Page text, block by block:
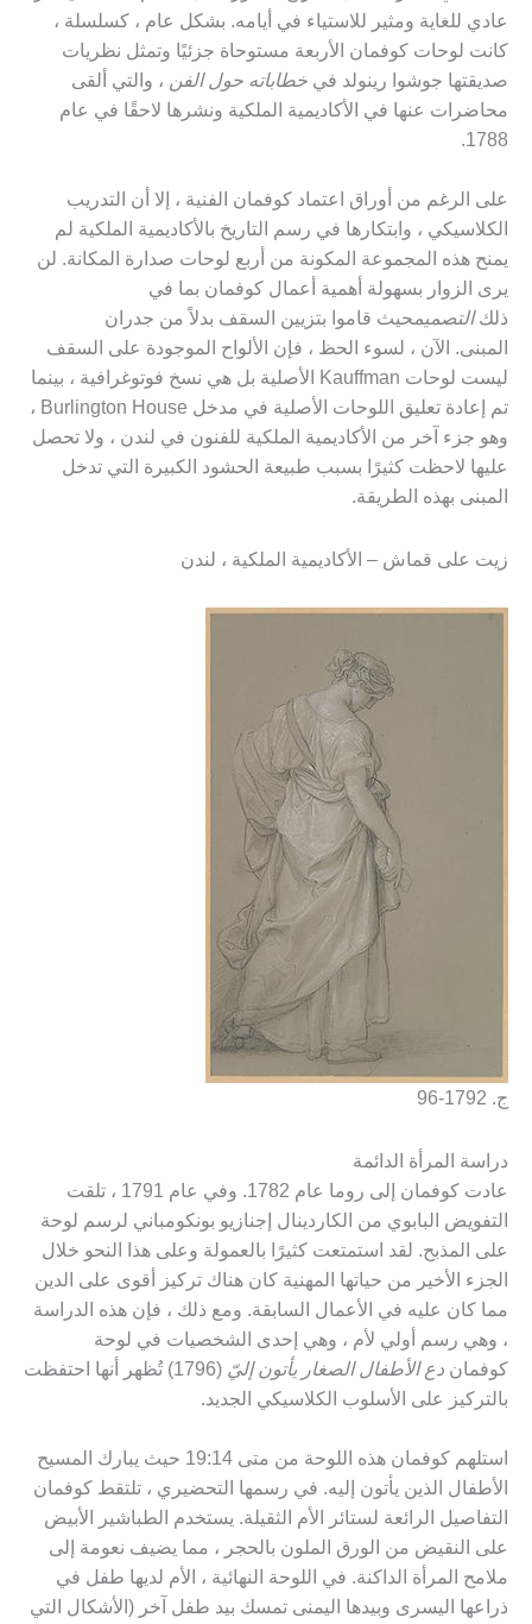
عادي للغاية ومثير للاستياء في أيامه. بشكل عام ، كسلسلة ،
كانت لوحات كوفمان الأربعة مستوحاة جزئيًا وتمثل نظريات
صديقتها جوشوا رينولد في خطاباته حول الفن ، والتي ألقى
محاضرات عنها في الأكاديمية الملكية ونشرها لاحقًا في عام
1788.
على الرغم من أوراق اعتماد كوفمان الفنية ، إلا أن التدريب
الكلاسيكي ، وابتكارها في رسم التاريخ بالأكاديمية الملكية لم
يمنح هذه المجموعة المكونة من أربع لوحات صدارة المكانة. لن
يرى الزوار بسهولة أهمية أعمال كوفمان بما في
ذلكالتصميمحيث قاموا بتزيين السقف بدلاً من جدران
المبنى. الآن ، لسوء الحظ ، فإن الألواح الموجودة على السقف
ليست لوحات Kauffman الأصلية بل هي نسخ فوتوغرافية ، بينما
تم إعادة تعليق اللوحات الأصلية في مدخل Burlington House ،
وهو جزء آخر من الأكاديمية الملكية للفنون في لندن ، ولا تحصل
عليها لاحظت كثيرًا بسبب طبيعة الحشود الكبيرة التي تدخل
المبنى بهذه الطريقة.
زيت على قماش – الأكاديمية الملكية ، لندن
ج. 1792-96
دراسة المرأة الدائمة
عادت كوفمان إلى روما عام 1782. وفي عام 1791 ، تلقت
التفويض البابوي من الكاردينال إجنازيو بونكومباني لرسم لوحة
على المذبح. لقد استمتعت كثيرًا بالعمولة وعلى هذا النحو خلال
الجزء الأخير من حياتها المهنية كان هناك تركيز أقوى على الدين
مما كان عليه في الأعمال السابقة. ومع ذلك ، فإن هذه الدراسة
، وهي رسم أولي لأم ، وهي إحدى الشخصيات في لوحة
كوفمان دع الأطفال الصغار يأتون إليّ
(1796) تُظهر أنها احتفظت
بالتركيز على الأسلوب الكلاسيكي الجديد.
استلهم كوفمان هذه اللوحة من متى 19:14 حيث يبارك المسيح
الأطفال الذين يأتون إليه. في رسمها التحضيري ، تلتقط كوفمان
التفاصيل الرائعة لستائر الأم الثقيلة. يستخدم الطباشير الأبيض
على النقيض من الورق الملون بالحجر ، مما يضيف نعومة إلى
ملامح المرأة الداكنة. في اللوحة النهائية ، الأم لديها طفل في
ذراعها اليسرى وبيدها اليمنى تمسك بيد طفل آخر (الأشكال التي